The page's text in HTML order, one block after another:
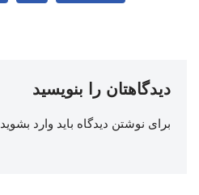
دیدگاهتان را بنویسید
برای نوشتن دیدگاه باید وارد بشوید